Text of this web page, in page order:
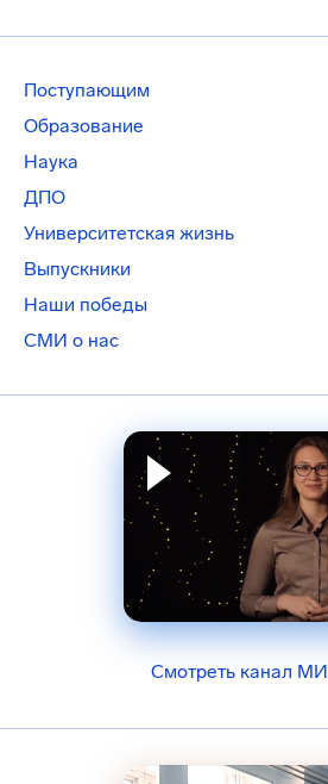
Поступающим
Образование
Наука
ДПО
Университетская жизнь
Выпускники
Наши победы
СМИ о нас
Смотреть канал